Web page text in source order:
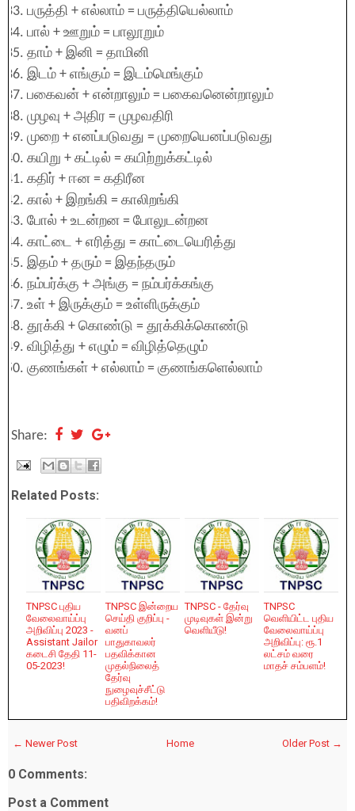
பருத்தி + எல்லாம் = பருத்தியெல்லாம்
பால் + ஊறும் = பாலூறும்
தாம் + இனி = தாமினி
இடம் + எங்கும் = இடம்மெங்கும்
பகைவன் + என்றாலும் = பகைவனென்றாலும்
முழவு + அதிர = முழவதிரி
முறை + எனப்படுவது = முறையெனப்படுவது
கயிறு + கட்டில் = கயிற்றுக்கட்டில்
கதிர் + ஈன = கதிரீன
கால் + இறங்கி = காலிறங்கி
போல் + உடன்றன = போலுடன்றன
காட்டை + எரித்து = காட்டையெரித்து
இதம் + தரும் = இதந்தரும்
நம்பர்க்கு + அங்கு = நம்பர்க்கங்கு
உள் + இருக்கும் = உள்ளிருக்கும்
தூக்கி + கொண்டு = தூக்கிக்கொண்டு
விழித்து + எழும் = விழித்தெழும்
குணங்கள் + எல்லாம் = குணங்களெல்லாம்
Share:
Related Posts:
TNPSC புதிய
வேலைவாய்ப்பு
அறிவிப்பு 2023 -
Assistant Jailor
கடைசி தேதி 11-
05-2023!
TNPSC இன்றைய
செய்தி குறிப்பு -
வனப்
பாதுகாவலர்
பதவிக்கான
முதல்நிலைத்
தேர்வு
நுழைவுச்சீட்டு
பதிவிறக்கம்!
TNPSC - தேர்வு
முடிவுகள் இன்று
வெளியீடு!
TNPSC
வெளியிட்ட புதிய
வேலைவாய்ப்பு
அறிவிப்பு: ரூ.1
லட்சம் வரை
மாதச் சம்பளம்!
← Newer Post Older Post →
Home
0 Comments:
Post a Comment